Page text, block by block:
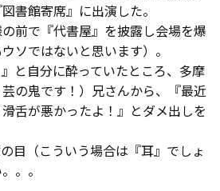
書館寄席』に出演した。
前で『代書屋』を披露し会場を爆
ソではないと思います）。
』と自分に酔っていたところ、多摩
の鬼です！）兄さんから、『最近
舌が悪かったよ！』とダメ出しを
目（こういう場合は『耳』でしょ
。。